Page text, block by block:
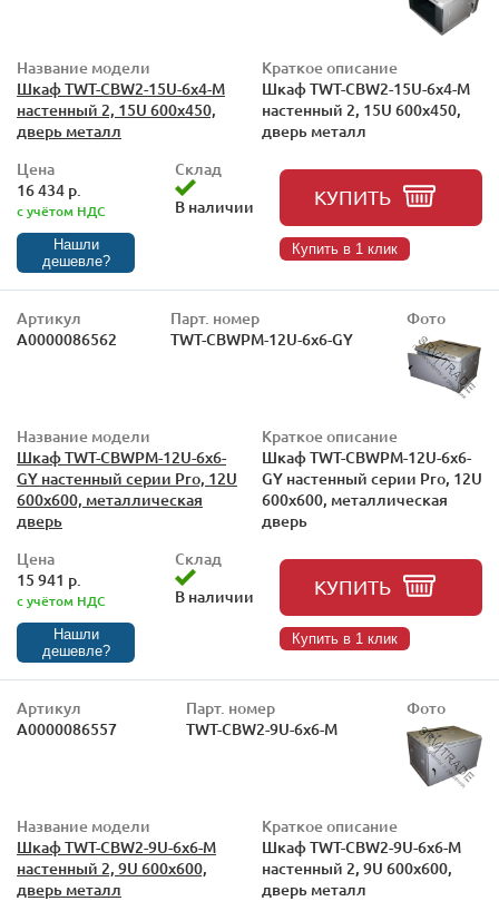
Название модели
Шкаф TWT-CBW2-15U-6x4-M
настенный 2, 15U 600x450,
дверь металл
Краткое описание
Шкаф TWT-CBW2-15U-6x4-M
настенный 2, 15U 600x450,
дверь металл
Цена
16 434 р.
с учётом НДС
Нашли
дешевле?
Склад
В наличии
КУПИТЬ
Купить в 1 клик
Артикул
А0000086562
Парт. номер
TWT-CBWPM-12U-6x6-GY
Фото
Название модели
Шкаф TWT-CBWPM-12U-6x6-
GY настенный серии Pro, 12U
600x600, металлическая
дверь
Краткое описание
Шкаф TWT-CBWPM-12U-6x6-
GY настенный серии Pro, 12U
600x600, металлическая
дверь
Цена
15 941 р.
с учётом НДС
Нашли
дешевле?
Склад
В наличии
КУПИТЬ
Купить в 1 клик
Артикул
А0000086557
Парт. номер
TWT-CBW2-9U-6x6-M
Фото
Название модели
Шкаф TWT-CBW2-9U-6x6-M
настенный 2, 9U 600x600,
дверь металл
Краткое описание
Шкаф TWT-CBW2-9U-6x6-M
настенный 2, 9U 600x600,
дверь металл